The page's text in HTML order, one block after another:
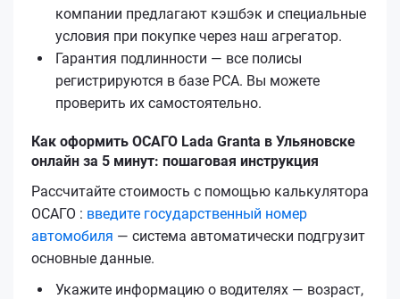
компании предлагают кэшбэк и специальные
условия при покупке через наш агрегатор.
Гарантия подлинности — все полисы
регистрируются в базе РСА. Вы можете
проверить их самостоятельно.
Как оформить ОСАГО Lada Granta в Ульяновске
онлайн за 5 минут: пошаговая инструкция
Рассчитайте стоимость с помощью калькулятора
ОСАГО : введите государственный номер
автомобиля — система автоматически подгрузит
основные данные.
Укажите информацию о водителях — возраст,